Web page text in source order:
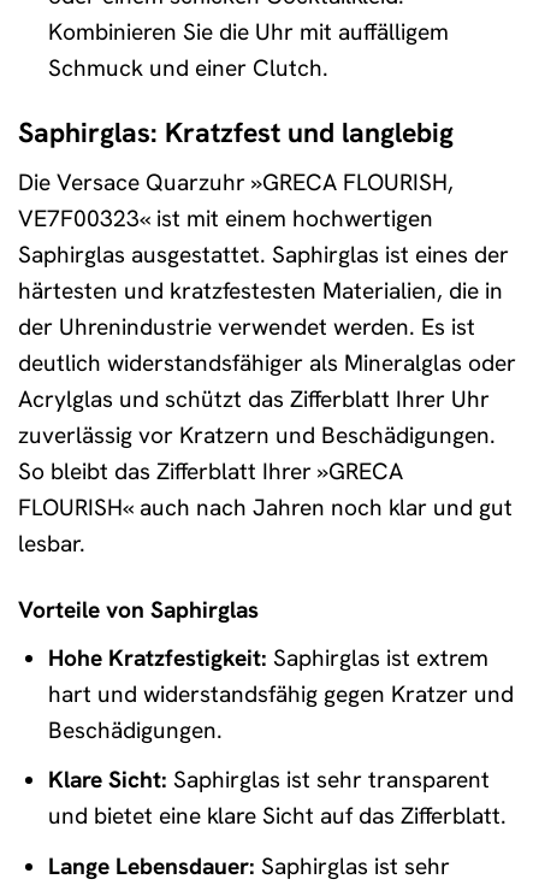
Kombinieren Sie die Uhr mit auffälligem
Schmuck und einer Clutch.
Saphirglas: Kratzfest und langlebig
Die Versace Quarzuhr »GRECA FLOURISH,
VE7F00323« ist mit einem hochwertigen
Saphirglas ausgestattet. Saphirglas ist eines der
härtesten und kratzfestesten Materialien, die in
der Uhrenindustrie verwendet werden. Es ist
deutlich widerstandsfähiger als Mineralglas oder
Acrylglas und schützt das Zifferblatt Ihrer Uhr
zuverlässig vor Kratzern und Beschädigungen.
So bleibt das Zifferblatt Ihrer »GRECA
FLOURISH« auch nach Jahren noch klar und gut
lesbar.
Vorteile von Saphirglas
Hohe Kratzfestigkeit: Saphirglas ist extrem
hart und widerstandsfähig gegen Kratzer und
Beschädigungen.
Klare Sicht: Saphirglas ist sehr transparent
und bietet eine klare Sicht auf das Zifferblatt.
Lange Lebensdauer: Saphirglas ist sehr